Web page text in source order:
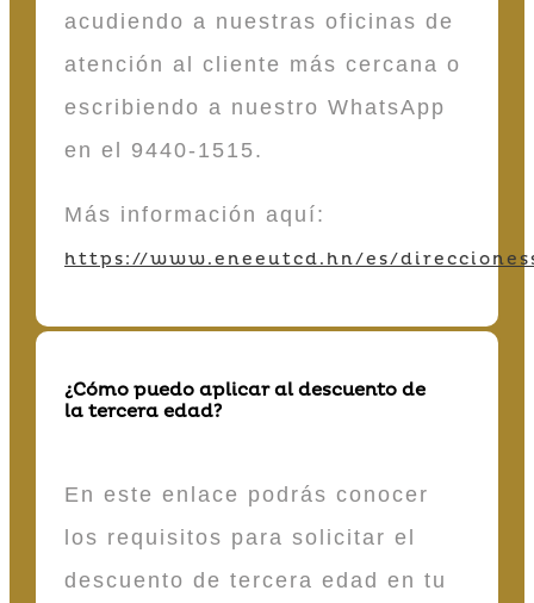
acudiendo a nuestras oficinas de
atención al cliente más cercana o
escribiendo a nuestro WhatsApp
en el 9440-1515.
Más información aquí:
https://www.eneeutcd.hn/es/
¿Cómo puedo aplicar al descuento de
la tercera edad?
En este enlace podrás conocer
los requisitos para solicitar el
descuento de tercera edad en tu